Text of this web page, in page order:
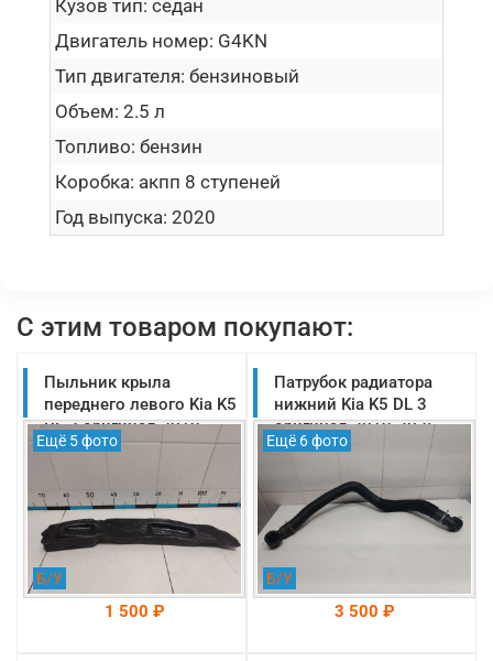
Кузов тип: седан
Двигатель номер: G4KN
Тип двигателя: бензиновый
Объем: 2.5 л
Топливо: бензин
Коробка: акпп 8 ступеней
Год выпуска: 2020
С этим товаром покупают:
Пыльник крыла
переднего левого Kia K5
DL 3 оригинал 2019-
2025 (84126L2000)
Ещё 5 фото
Б/У
1 500 ₽
Патрубок радиатора
нижний Kia K5 DL 3
оригинал 2019-2025
(25415L0600)
Ещё 6 фото
Б/У
3 500 ₽